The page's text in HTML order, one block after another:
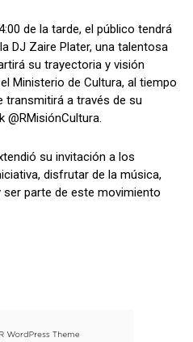
de la tarde, el público tendrá
DJ Zaire Plater, una talentosa
su trayectoria y visión
Ministerio de Cultura, al tiempo
transmitirá a través de su
@RMisiónCultura.
su invitación a los
disfrutar de la música,
parte de este movimiento